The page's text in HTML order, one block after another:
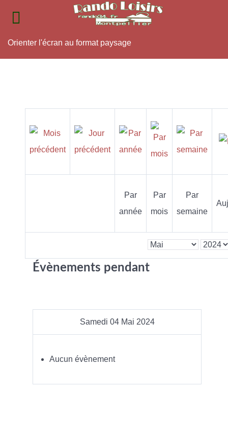
Orienter l'écran au format paysage
Par
année
Par
mois
Par
semaine
Évènements pendant
Samedi 04 Mai 2024
Aucun évènement